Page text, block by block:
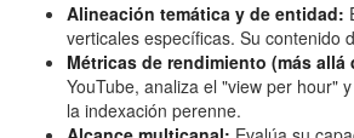
Alineación temática y de entidad:
verticales específicas. Su contenido
Métricas de rendimiento (más
YouTube, analiza el "view per hour"
la indexación perenne.